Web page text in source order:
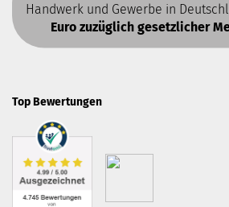
Handwerk und Gewerbe in
Euro zuzüglich gesetzlicher
Top Bewertungen